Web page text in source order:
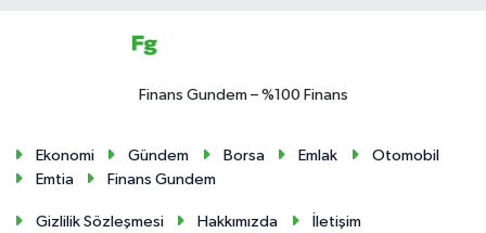
Finans Gundem – %100 Finans
Ekonomi Gündem Borsa Emlak
Otomobil
Emtia
Finans Gundem
Gizlilik Sözleşmesi Hakkımızda İletişim